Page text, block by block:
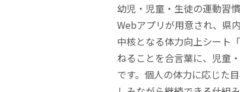
幼児・児童・生徒の運動習
Webアプリが用意され、県
中核となる体力向上シート
ねることを合言葉に、児童
です。個人の体力に応じた